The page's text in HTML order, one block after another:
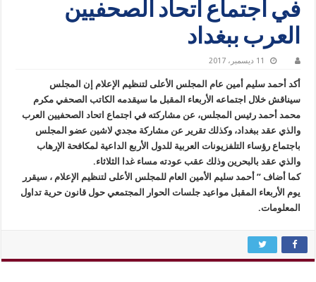
في اجتماع اتحاد الصحفيين
العرب ببغداد
11 ديسمبر، 2017
أكد أحمد سليم أمين عام المجلس الأعلى لتنظيم الإعلام إن المجلس
سيناقش خلال اجتماعه الأربعاء المقبل ما سيقدمه الكاتب الصحفي مكرم
محمد أحمد رئيس المجلس، عن مشاركته في اجتماع اتحاد الصحفيين العرب
والذي عقد ببغداد، وكذلك تقرير عن مشاركة مجدي لاشين عضو المجلس
باجتماع رؤساء التلفزيونات العربية للدول الأربع الداعية لمكافحة الإرهاب
والذي عقد بالبحرين وذلك عقب عودته مساء غدا الثلاثاء.
كما أضاف ” أحمد سليم الأمين العام للمجلس الأعلى لتنظيم الإعلام ، سيقرر
يوم الأربعاء المقبل مواعيد جلسات الحوار المجتمعي حول قانون حرية تداول
المعلومات.